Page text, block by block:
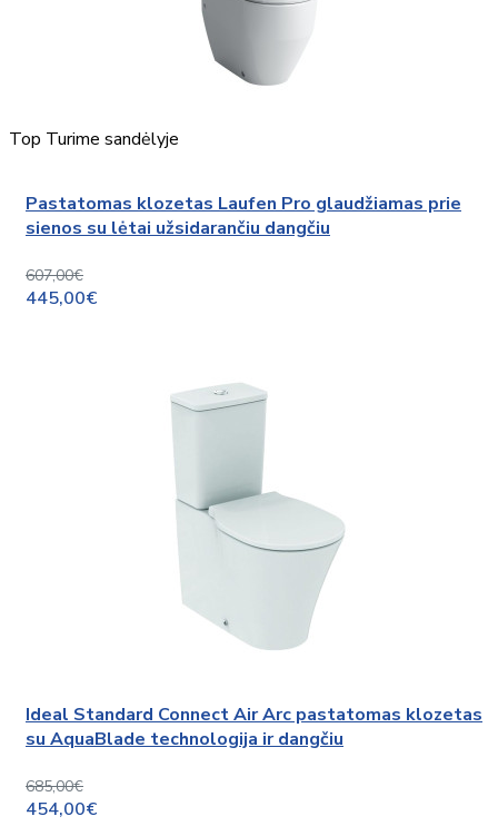
Top Turime sandėlyje
Pastatomas klozetas Laufen Pro glaudžiamas prie
sienos su lėtai užsidarančiu dangčiu
607,00€
445,00€
Ideal Standard Connect Air Arc pastatomas klozetas
su AquaBlade technologija ir dangčiu
685,00€
454,00€